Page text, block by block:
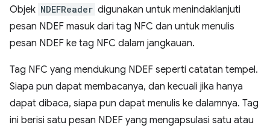
Objek NDEFReader digunakan untuk menindaklanjuti
pesan NDEF masuk dari tag NFC dan untuk menulis
pesan NDEF ke tag NFC dalam jangkauan.
Tag NFC yang mendukung NDEF seperti catatan tempel.
Siapa pun dapat membacanya, dan kecuali jika hanya
dapat dibaca, siapa pun dapat menulis ke dalamnya. Tag
ini berisi satu pesan NDEF yang mengapsulasi satu atau